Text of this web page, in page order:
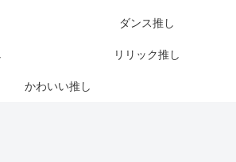
ダンス推し
リリック推し
かわいい推し